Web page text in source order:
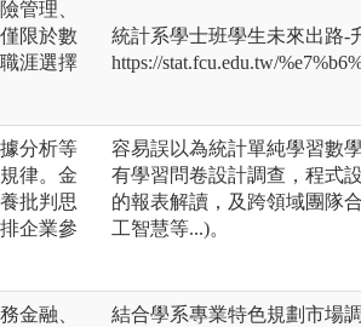
管理、
限於數
涯選擇
統計系學士班學生未來出路-
https://stat.fcu.edu.tw/
分析等
律。金
批判思
企業參
容易誤以為統計單純學習數
有學習問卷設計調查，程式
的報表解讀，及跨領域團隊
工智慧等...)。
金融、
結合學系專業特色規劃市場